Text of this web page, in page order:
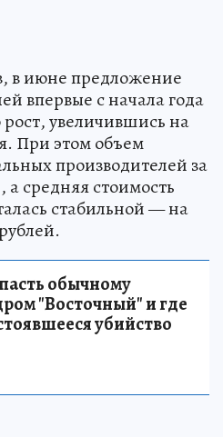
в июне предложение
впервые с начала года
увеличившись на
При этом объем
производителей за
а средняя стоимость
стабильной — на
обычному
"Восточный" и где
убийство